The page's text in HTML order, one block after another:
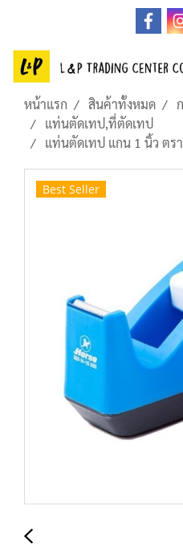
หน้าแรก สินค้าทั้งหมด
แท่นตัดเทป,ที่ตัดเทป
แท่นตัดเทป แกน 1 นิ้ว ตร
Best Seller